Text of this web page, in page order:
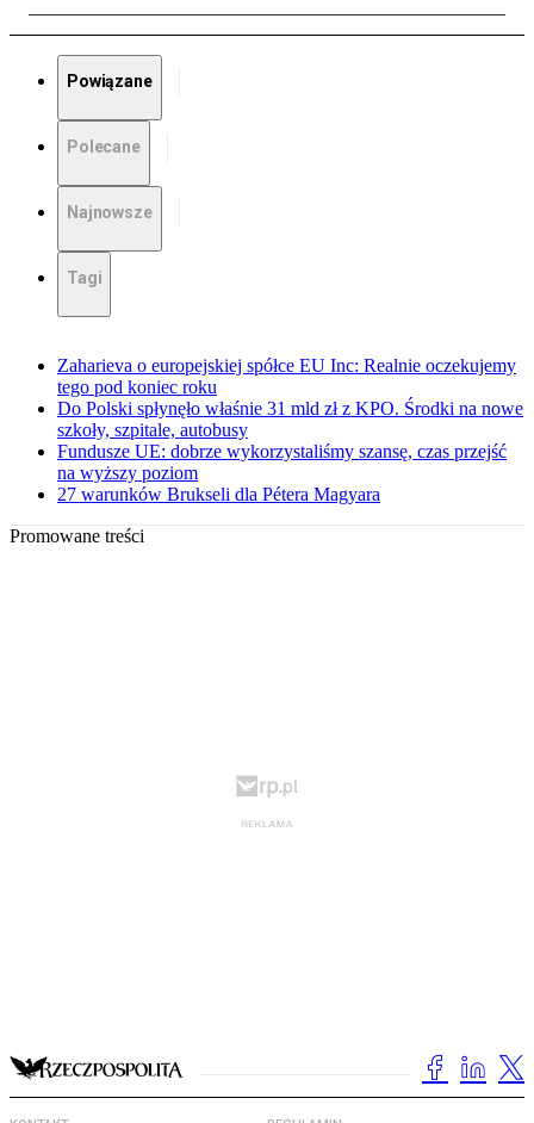
Powiązane
Polecane
Najnowsze
Tagi
Zaharieva o europejskiej spółce EU Inc: Realnie oczekujemy
tego pod koniec roku
Do Polski spłynęło właśnie 31 mld zł z KPO. Środki na nowe
szkoły, szpitale, autobusy
Fundusze UE: dobrze wykorzystaliśmy szansę, czas przejść
na wyższy poziom
27 warunków Brukseli dla Pétera Magyara
Promowane treści